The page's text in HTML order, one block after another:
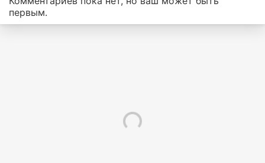
первым.